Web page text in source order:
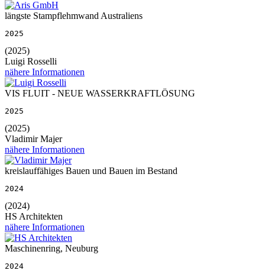
längste Stampflehmwand Australiens
2025
(2025)
Luigi Rosselli
nähere Informationen
VIS FLUIT - NEUE WASSERKRAFTLÖSUNG
2025
(2025)
Vladimir Majer
nähere Informationen
kreislauffähiges Bauen und Bauen im Bestand
2024
(2024)
HS Architekten
nähere Informationen
Maschinenring, Neuburg
2024